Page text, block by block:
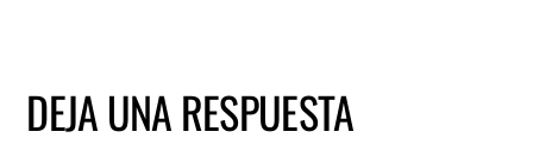
DEJA UNA RESPUESTA